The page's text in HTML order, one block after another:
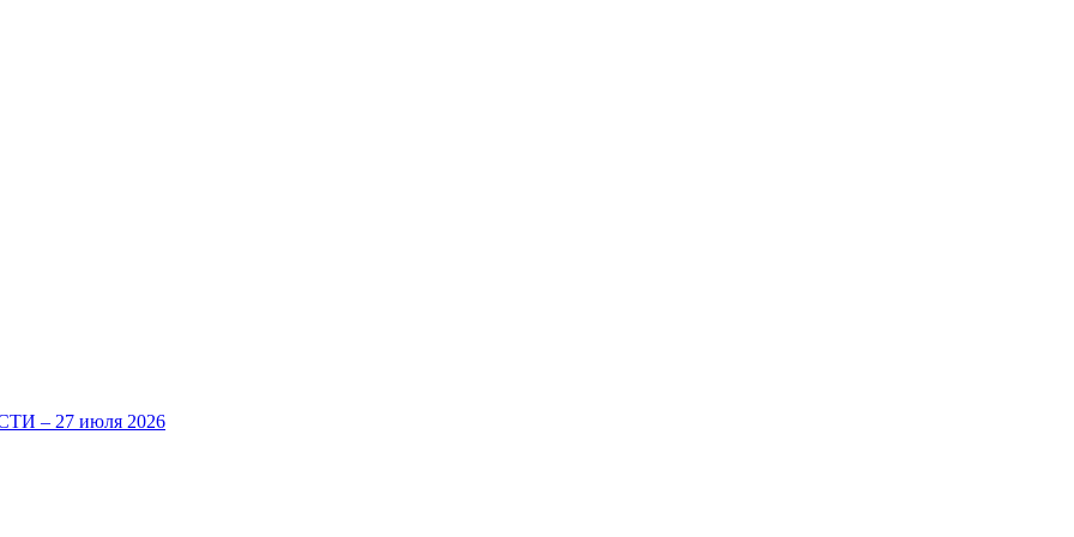
– 27 июля 2026